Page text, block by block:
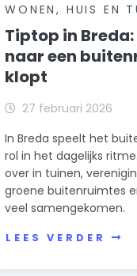
WONEN, HUIS EN
Tiptop in
naar een
klopt
27 februari 2026
In Breda speelt het
rol in het dagelijks
over in tuinen,
groene buitenruimtes
veel samengekomen.
LEES VERDER